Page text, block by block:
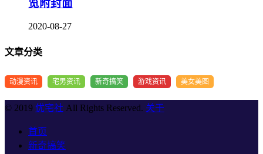
览附封面
2020-08-27
文章分类
动漫资讯 宅男资讯 新奇搞笑 游戏资讯 美女美图
© 2019 优宅社 All Rights Reserved. 关于
首页
新奇搞笑